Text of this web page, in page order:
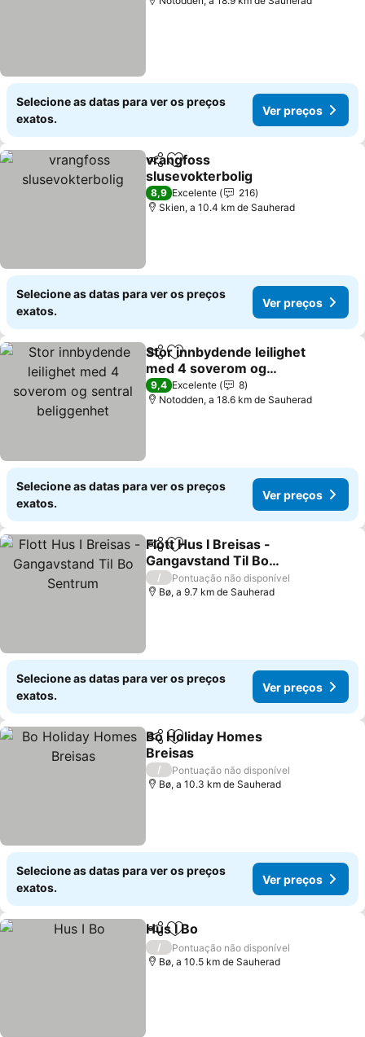
Selecione as datas para ver os preços
exatos.
Ver preços
PartilharAdicionar aos favoritos
vrangfoss
slusevokterbolig
Ver preços
8,9 Excelente
216
Skien, a 10.4 km de Sauherad
Selecione as datas para ver os preços
exatos.
Ver preços
PartilharAdicionar aos favoritos
Stor innbydende leilighet
med 4 soverom og
sentral beliggenhet
Ver preços
9,4 Excelente
8
Notodden, a 18.6 km de Sauherad
Selecione as datas para ver os preços
exatos.
Ver preços
PartilharAdicionar aos favoritos
Flott Hus I Breisas -
Gangavstand Til Bo
Sentrum
Ver preços
/
Pontuação não disponível
Bø, a 9.7 km de Sauherad
Selecione as datas para ver os preços
exatos.
Ver preços
PartilharAdicionar aos favoritos
Bo Holiday Homes
Breisas
Ver preços
/
Pontuação não disponível
Bø, a 10.3 km de Sauherad
Selecione as datas para ver os preços
exatos.
Ver preços
PartilharAdicionar aos favoritos
Hus I Bo
/
Pontuação não disponível
Bø, a 10.5 km de Sauherad